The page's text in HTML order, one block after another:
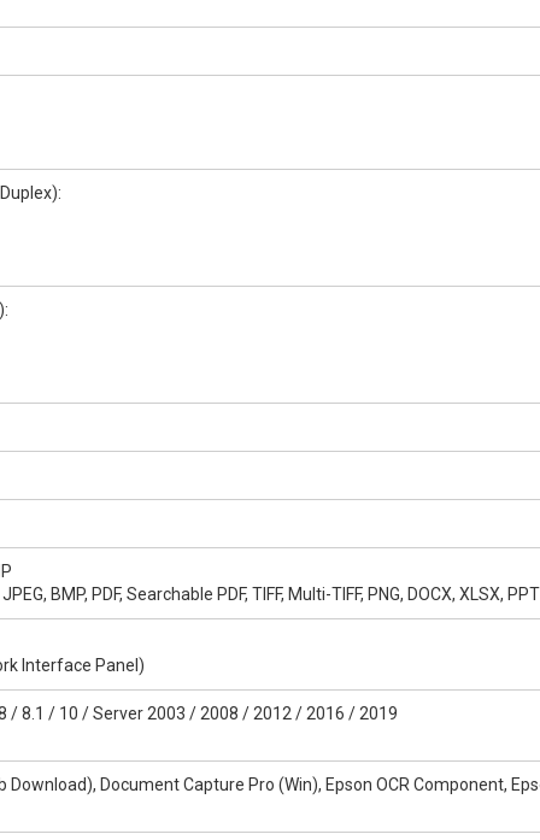
BMP, PDF, Searchable PDF, TIFF, Multi-TIFF, PNG, DOCX, XLSX,
Interface Panel)
/ 8.1 / 10 / Server 2003 / 2008 / 2012 / 2016 / 2019
Download), Document Capture Pro (Win), Epson OCR Component,